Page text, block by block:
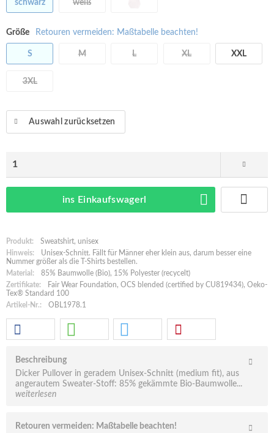
schwarz weiß
Größe Retouren vermeiden: Maßtabelle beachten!
S M L XL XXL
3XL
Auswahl zurücksetzen
ins Einkaufswagerl
Produkt:
Sweatshirt, unisex
Hinweis:
Unisex-Schnitt. Fällt für Männer eher klein aus, darum besser eine
Nummer größer als die T-Shirts bestellen.
Material:
85% Baumwolle (Bio), 15% Polyester (recycelt)
Zertifikate:
Fair Wear Foundation, OCS blended (certified by CU819434), Oeko-
Tex® Standard 100
Artikel-Nr.:
OBL1978.1
Beschreibung
Dicker Pullover in geradem Unisex-Schnitt (medium fit), aus
angerautem Sweater-Stoff: 85% gekämmte Bio-Baumwolle...
weiterlesen
Retouren vermeiden: Maßtabelle beachten!